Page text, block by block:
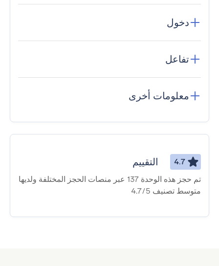
دخول
تفاعل
معلومات أخرى
4.7 التقييم
تم حجز هذه الوحدة 137 عبر منصات الحجز المختلفة ولديها
متوسط ​​تصنيف 4.7/5